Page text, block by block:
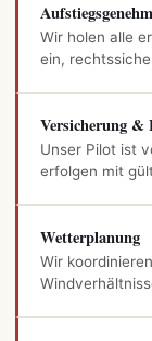
Wir holen alle
ein,
Versicherung &
Unser Pilot ist
erfolgen mit
Wetterplanung
Wir